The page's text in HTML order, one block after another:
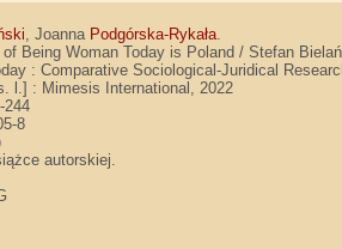
, Joanna Podgórska-Rykała.
Being Woman Today is Poland / Stefan
: Comparative Sociological-Juridical
l.] : Mimesis International, 2022
244
8
autorskiej.